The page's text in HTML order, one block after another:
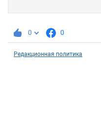
0 0
Редакционная политика